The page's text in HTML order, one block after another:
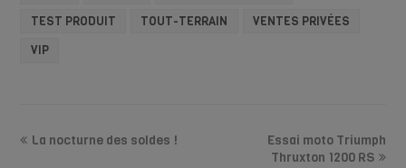
TEST PRODUIT
TOUT-TERRAIN
VENTES PRIVÉES
VIP
La nocturne des soldes !
Essai moto Triumph
Thruxton 1200 RS